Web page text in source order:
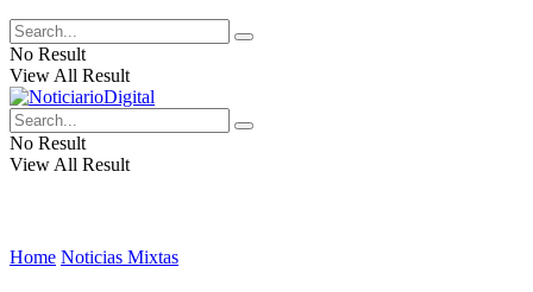
No Result
View All Result
No Result
View All Result
Home Noticias Mixtas